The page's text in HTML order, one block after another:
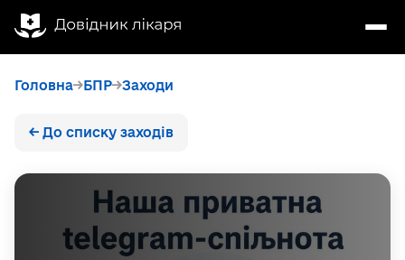
Головна БПР Заходи
← До списку заходів